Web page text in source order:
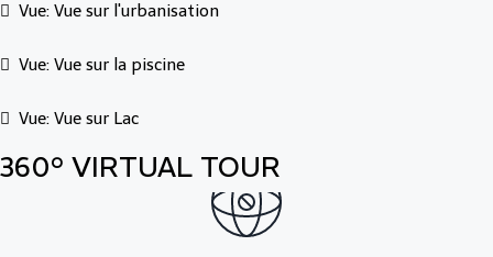
Vue: Vue sur l'urbanisation
Vue: Vue sur la piscine
Vue: Vue sur Lac
360° VIRTUAL TOUR